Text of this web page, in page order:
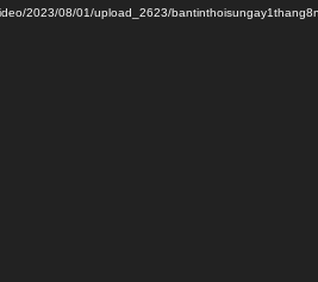
2023/08/01/upload_2623/